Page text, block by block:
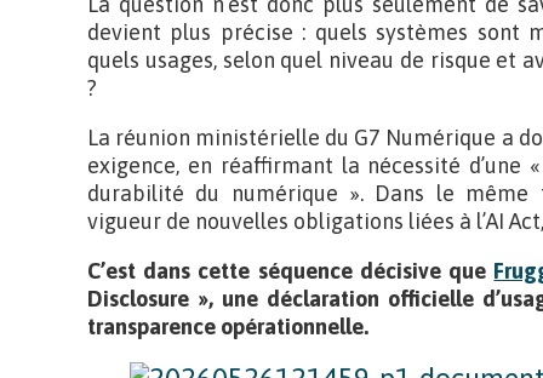
devient plus précise : quels systèmes sont
quels usages, selon quel niveau de risque et
?
La réunion ministérielle du G7 Numérique a
exigence, en réaffirmant la nécessité d’une
durabilité du numérique ». Dans le même
vigueur de nouvelles obligations liées à l’AI
C’est dans cette séquence décisive que
Disclosure », une déclaration officielle
transparence opérationnelle.